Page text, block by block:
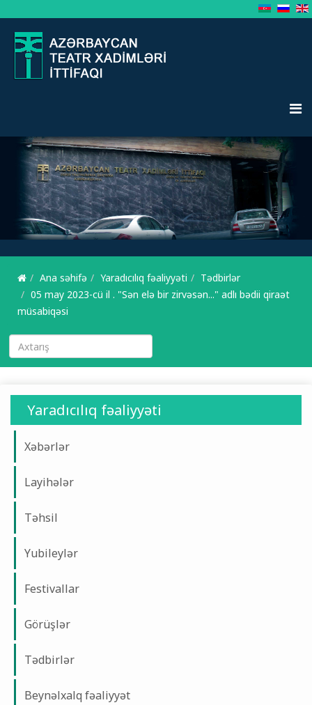
Ana səhifə Yaradıcılıq fəaliyyəti
Tədbirlər
05 may 2023-cü il . "Sən elə bir zirvəsən..." adlı bədii qiraət
müsabiqəsi
Yaradıcılıq fəaliyyəti
Xəbərlər
Layihələr
Təhsil
Yubileylər
Festivallar
Görüşlər
Tədbirlər
Beynəlxalq fəaliyyət